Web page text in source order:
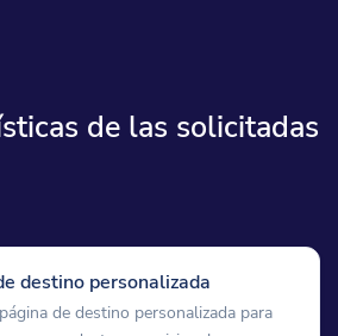
de las solicitadas
destino personalizada
de destino personalizada para